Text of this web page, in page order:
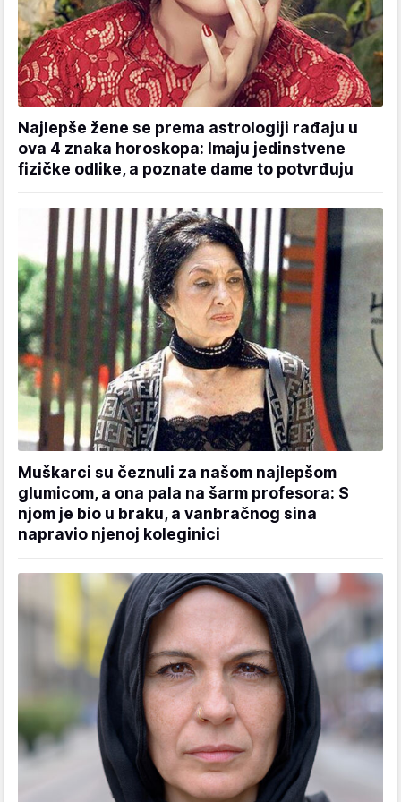
Najlepše žene se prema astrologiji rađaju u
ova 4 znaka horoskopa: Imaju jedinstvene
fizičke odlike, a poznate dame to potvrđuju
Muškarci su čeznuli za našom najlepšom
glumicom, a ona pala na šarm profesora: S
njom je bio u braku, a vanbračnog sina
napravio njenoj koleginici